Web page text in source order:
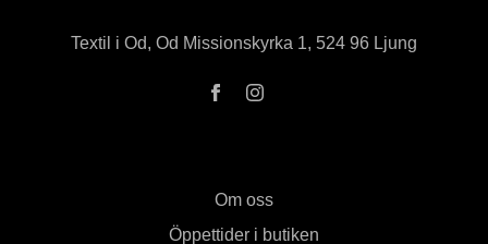
Textil i Od, Od Missionskyrka 1, 524 96 Ljung
Om oss
Öppettider i butiken